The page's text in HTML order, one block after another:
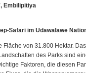
Embilipitiya
Safari im Udawalawe
von 31.800 Hektar.
des Parks sind
Faktoren, die diesen